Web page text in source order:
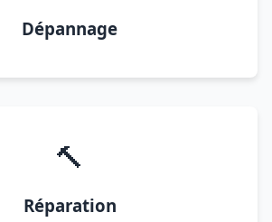
Dépannage
🔨
Réparation